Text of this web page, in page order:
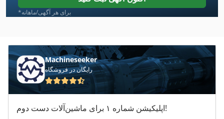
*برای هر آگهی/ماهانه
Machineseeker
رایگان در فروشگاه
اپلیکیشن شماره ۱ برای ماشین‌آلات دست دوم!